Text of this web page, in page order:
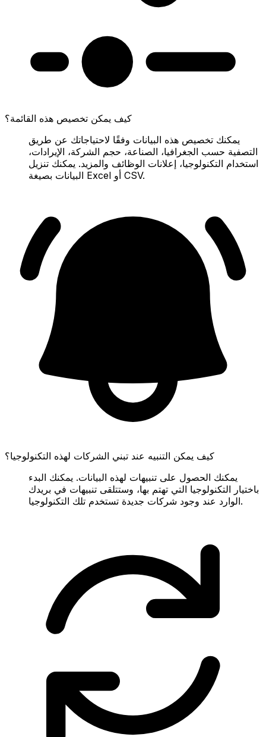
كيف يمكن تخصيص هذه القائمة؟
يمكنك تخصيص هذه البيانات وفقًا لاحتياجاتك عن طريق
التصفية حسب الجغرافيا، الصناعة، حجم الشركة، الإيرادات،
استخدام التكنولوجيا، إعلانات الوظائف والمزيد. يمكنك تنزيل
البيانات بصيغة Excel أو CSV.
كيف يمكن التنبيه عند تبني الشركات لهذه التكنولوجيا؟
يمكنك الحصول على تنبيهات لهذه البيانات. يمكنك البدء
باختيار التكنولوجيا التي تهتم بها، وستتلقى تنبيهات في بريدك
الوارد عند وجود شركات جديدة تستخدم تلك التكنولوجيا.